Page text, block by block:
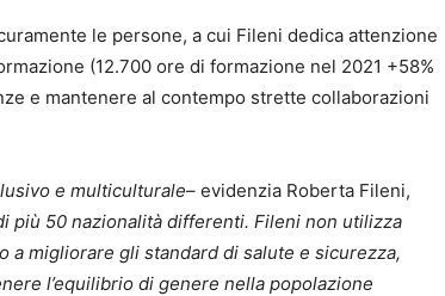
le persone, a cui Fileni dedica attenzione
(12.700 ore di formazione nel 2021 +58%
e mantenere al contempo strette collaborazioni
e multiculturale– evidenzia Roberta Fileni,
più 50 nazionalità differenti. Fileni non utilizza
a migliorare gli standard di salute e sicurezza,
l’equilibrio di genere nella popolazione